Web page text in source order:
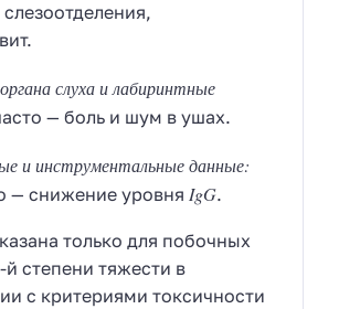
слуха и лабиринтные
— боль и шум в ушах.
и инструментальные данные:
— снижение уровня IgG.
только для побочных
й степени тяжести в
с критериями токсичности